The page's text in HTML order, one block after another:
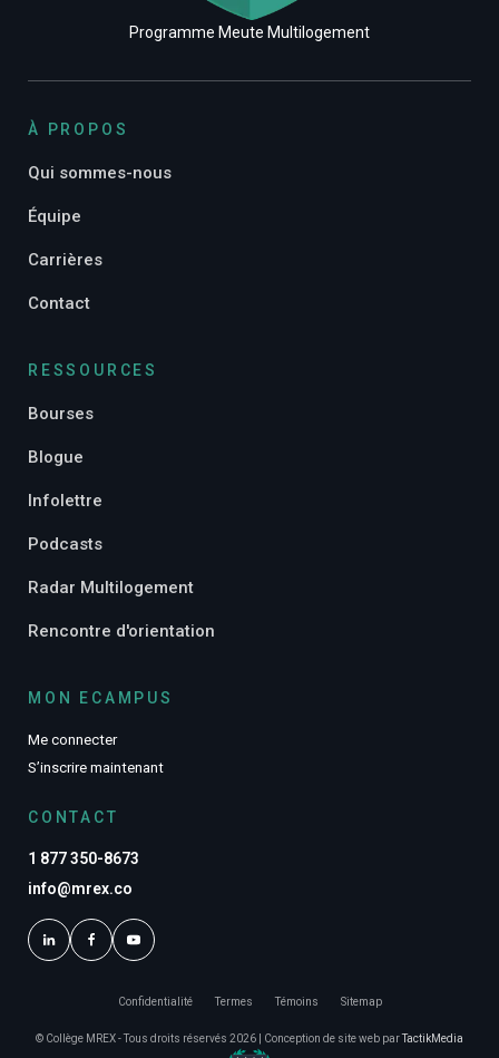
Programme Meute Multilogement
À PROPOS
Qui sommes-nous
Équipe
Carrières
Contact
RESSOURCES
Bourses
Blogue
Infolettre
Podcasts
Radar Multilogement
Rencontre d'orientation
MON ECAMPUS
Me connecter
S’inscrire maintenant
CONTACT
1 877 350-8673
info@mrex.co
© Collège MREX - Tous droits réservés 2026 | Conception de site web parTactikMedia
Confidentialité Termes Témoins Sitemap